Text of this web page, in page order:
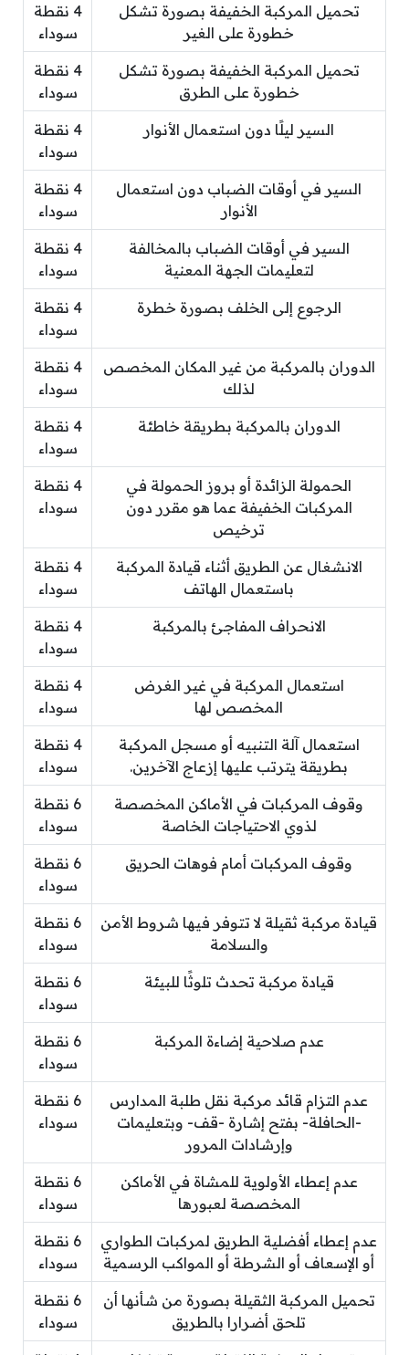
تحميل المركبة الخفيفة بصورة تشكل
خطورة على الغير
4 نقطة
سوداء
تحميل المركبة الخفيفة بصورة تشكل
خطورة على الطرق
4 نقطة
سوداء
السير ليلًا دون استعمال الأنوار
4 نقطة
سوداء
السير في أوقات الضباب دون استعمال
الأنوار
4 نقطة
سوداء
السير في أوقات الضباب بالمخالفة
لتعليمات الجهة المعنية
4 نقطة
سوداء
الرجوع إلى الخلف بصورة خطرة
4 نقطة
سوداء
الدوران بالمركبة من غير المكان المخصص
لذلك
4 نقطة
سوداء
الدوران بالمركبة بطريقة خاطئة
4 نقطة
سوداء
الحمولة الزائدة أو بروز الحمولة في
المركبات الخفيفة عما هو مقرر دون
ترخيص
4 نقطة
سوداء
الانشغال عن الطريق أثناء قيادة المركبة
باستعمال الهاتف
4 نقطة
سوداء
الانحراف المفاجئ بالمركبة
4 نقطة
سوداء
استعمال المركبة في غير الغرض
المخصص لها
4 نقطة
سوداء
استعمال آلة التنبيه أو مسجل المركبة
بطريقة يترتب عليها إزعاج الآخرين.
4 نقطة
سوداء
وقوف المركبات في الأماكن المخصصة
لذوي الاحتياجات الخاصة
6 نقطة
سوداء
وقوف المركبات أمام فوهات الحريق
6 نقطة
سوداء
قيادة مركبة ثقيلة لا تتوفر فيها شروط الأمن
والسلامة
6 نقطة
سوداء
قيادة مركبة تحدث تلوثًا للبيئة
6 نقطة
سوداء
عدم صلاحية إضاءة المركبة
6 نقطة
سوداء
عدم التزام قائد مركبة نقل طلبة المدارس
-الحافلة- بفتح إشارة -قف- وبتعليمات
وإرشادات المرور
6 نقطة
سوداء
عدم إعطاء الأولوية للمشاة في الأماكن
المخصصة لعبورها
6 نقطة
سوداء
عدم إعطاء أفضلية الطريق لمركبات الطواري
أو الإسعاف أو الشرطة أو المواكب الرسمية
6 نقطة
سوداء
تحميل المركبة الثقيلة بصورة من شأنها أن
تلحق أضرارا بالطريق
6 نقطة
سوداء